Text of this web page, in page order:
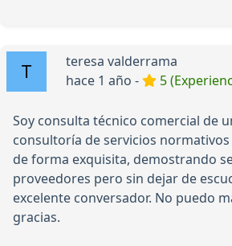
teresa valderrama
hace 1 año -
5
Soy consulta técnico comercial de
consultoría de servicios
de forma exquisita, demostrando
proveedores pero sin dejar de
excelente conversador. No puedo
gracias.